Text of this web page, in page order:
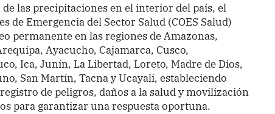
las precipitaciones en el interior del país, el
de Emergencia del Sector Salud (COES Salud)
permanente en las regiones de Amazonas,
Ayacucho, Cajamarca, Cusco,
Ica, Junín, La Libertad, Loreto, Madre de Dios,
San Martín, Tacna y Ucayali, estableciendo
de peligros, daños a la salud y movilización
para garantizar una respuesta oportuna.